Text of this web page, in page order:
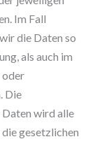
Im Fall
die Daten so
als auch im
oder
Die
wird alle
gesetzlichen